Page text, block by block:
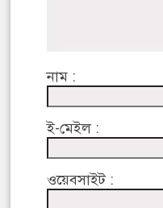
নাম :
ই-মেইল :
ওয়েবসাইট :